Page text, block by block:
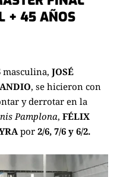
+ 45 AÑOS
masculina, JOSÉ
, se hicieron con
y derrotar en la
Pamplona, FÉLIX
por 2/6, 7/6 y 6/2.